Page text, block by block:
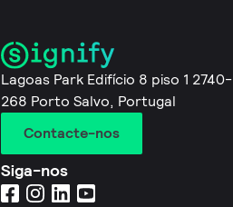
Lagoas Park Edifício 8 piso 1 2740-
268 Porto Salvo, Portugal
Contacte-nos
Siga-nos